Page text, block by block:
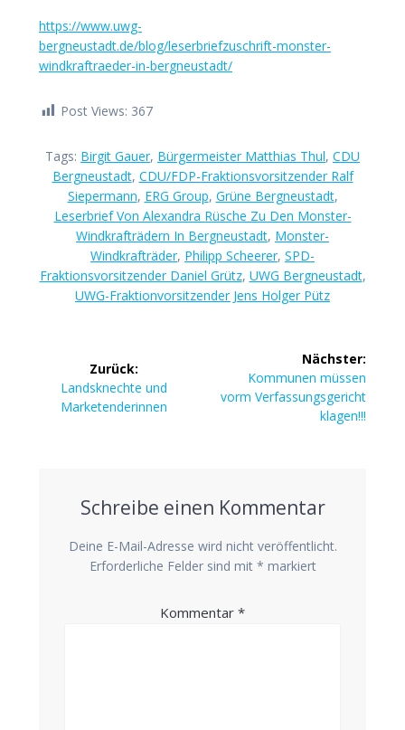
https://www.uwg-
bergneustadt.de/blog/leserbriefzuschrift-monster-
windkraftraeder-in-bergneustadt/
Post Views: 367
Tags: Birgit Gauer, Bürgermeister Matthias Thul, CDU
Bergneustadt, CDU/FDP-Fraktionsvorsitzender Ralf
Siepermann, ERG Group, Grüne Bergneustadt,
Leserbrief Von Alexandra Rüsche Zu Den Monster-
Windkrafträdern In Bergneustadt, Monster-
Windkrafträder, Philipp Scheerer, SPD-
Fraktionsvorsitzender Daniel Grütz, UWG Bergneustadt,
UWG-Fraktionvorsitzender Jens Holger Pütz
Zurück:
Vorheriger
Beitrag:
Landsknechte und
Marketenderinnen
Nächster:
Nächster
Beitrag:
Kommunen müssen
vorm Verfassungsgericht
klagen!!!
Schreibe einen Kommentar
Deine E-Mail-Adresse wird nicht veröffentlicht.
Erforderliche Felder sind mit * markiert
Kommentar *